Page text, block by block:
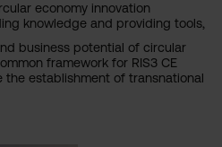
economy innovation
knowledge and providing tools,
business potential of circular
framework for RIS3 CE
establishment of transnational